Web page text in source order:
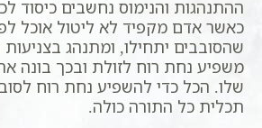
ההתנהגות והנימוס נחשבים כיסוד
כאשר אדם מקפיד לא ליטול אוכל
שהסובבים יתחילו, ומתנהג
משפיע נחת רוח לזולת ובכך בונה
שלו. הכל כדי להשפיע נחת רוח
תכלית כל התורה כולה.